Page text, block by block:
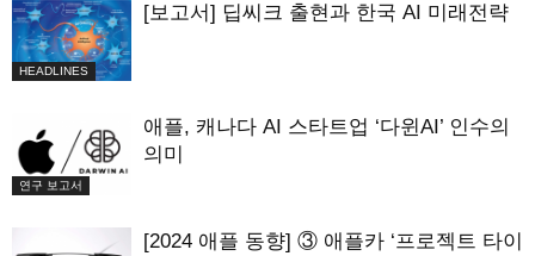
HEADLINES
[보고서] 딥씨크 출현과 한국 AI 미래전략
연구 보고서
애플, 캐나다 AI 스타트업 ‘다윈AI’ 인수의
의미
[2024 애플 동향] ③ 애플카 ‘프로젝트 타이